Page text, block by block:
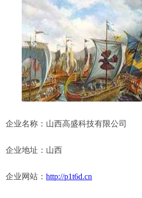
企业名称：山西高盛科技有限公司
企业地址：山西
企业网站：http://p1t6d.cn